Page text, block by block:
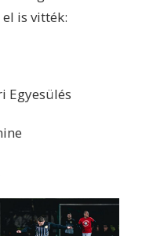
is vitték:
Egyesülés